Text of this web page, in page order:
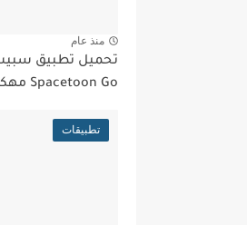
منذ عام
تحميل تطبيق
Spacetoon Go مهكر 2025 اخر...
تطبيقات